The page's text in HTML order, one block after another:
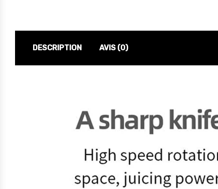
DESCRIPTION AVIS (0)